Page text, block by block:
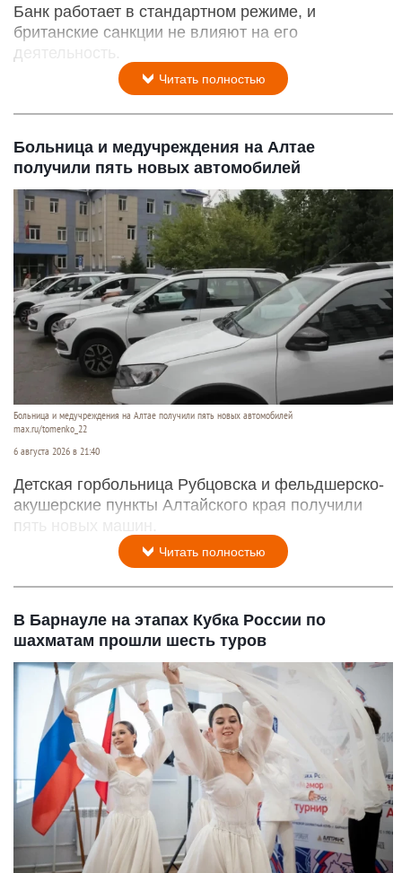
Банк работает в стандартном режиме, и
британские санкции не влияют на его
деятельность.
Читать полностью
Больница и медучреждения на Алтае
получили пять новых автомобилей
Больница и медучреждения на Алтае получили пять новых автомобилей
max.ru/tomenko_22
6 августа 2026 в 21:40
Детская горбольница Рубцовска и фельдшерско-
акушерские пункты Алтайского края получили
пять новых машин.
Читать полностью
В Барнауле на этапах Кубка России по
шахматам прошли шесть туров